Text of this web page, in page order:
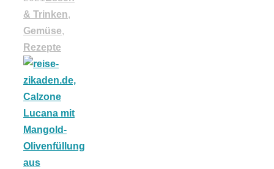
& Trinken,
Gemüse,
Rezepte